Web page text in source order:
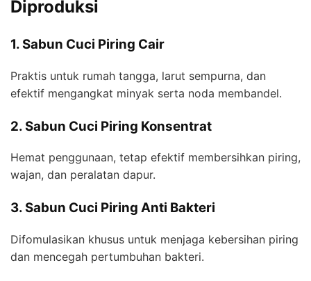
Diproduksi
1. Sabun Cuci Piring Cair
Praktis untuk rumah tangga, larut sempurna, dan
efektif mengangkat minyak serta noda membandel.
2. Sabun Cuci Piring Konsentrat
Hemat penggunaan, tetap efektif membersihkan piring,
wajan, dan peralatan dapur.
3. Sabun Cuci Piring Anti Bakteri
Difomulasikan khusus untuk menjaga kebersihan piring
dan mencegah pertumbuhan bakteri.